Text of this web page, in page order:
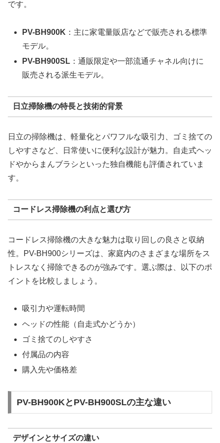
です。
PV-BH900K ：主に家電量販店などで販売される標準
モデル。
PV-BH900SL ：通販限定や一部流通チャネル向けに
販売される派生モデル。
日立掃除機の特長と技術的背景
日立の掃除機は、軽量化とパワフルな吸引力、ゴミ捨ての
しやすさなど、日常使いに便利な設計が魅力。自走式ヘッ
ドやからまんブラシといった独自機能も評価されていま
す。
コードレス掃除機の利点と選び方
コードレス掃除機の大きな魅力は取り回しの良さと収納
性。PV-BH900シリーズは、家庭内のさまざまな場所をス
トレスなく掃除できるのが強みです。選ぶ際は、以下のポ
イントを比較しましょう。
吸引力や運転時間
ヘッドの性能（自走式かどうか）
ゴミ捨てのしやすさ
付属品の内容
購入先や価格差
PV-BH900KとPV-BH900SLの主な違い
デザインとサイズの違い